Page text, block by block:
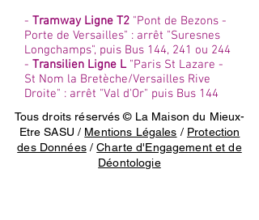
- Tramway Ligne T2 "Pont de Bezons -
Porte de Versailles" : arrêt "Suresnes
Longchamps", puis Bus 144, 241 ou 244
- Transilien Ligne L"Paris St Lazare -
St Nom la Bretèche/Versailles Rive
Droite" : arrêt "Val d'Or" puis Bus 144
Tous droits réservés © La Maison du Mieux-
Etre SASU / Mentions Légales / Protection
des Données/Charte d'Engagement et de
Déontologie